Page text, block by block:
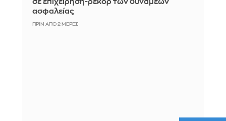
σε επιχείρηση-ρεκόρ των δυνάμεων
ασφαλείας
ΠΡΙΝ ΑΠΌ 2 ΜΈΡΕΣ